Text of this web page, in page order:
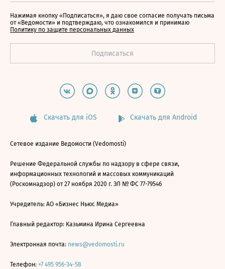
Нажимая кнопку «Подписаться», я даю свое согласие получать письма
от «Ведомости» и подтверждаю, что ознакомился и принимаю
Политику по защите персональных данных
Скачать для iOS Скачать для Android
Сетевое издание Ведомости (Vedomosti)
Решение Федеральной службы по надзору в сфере связи,
информационных технологий и массовых коммуникаций
(Роскомнадзор) от 27 ноября 2020 г. ЭЛ № ФС 77-79546
Учредитель: АО «Бизнес Ньюс Медиа»
Главный редактор: Казьмина Ирина Сергеевна
Электронная почта: news@vedomosti.ru
Телефон: +7 495 956-34-58